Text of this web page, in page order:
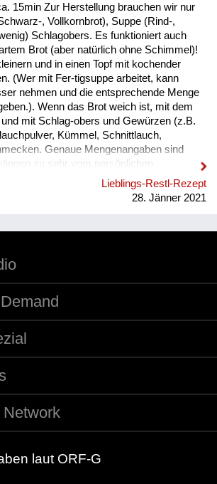
15min Zur Herstellung brauchen wir nur
, Vollkornbrot), Suppe (Rind-,
Schlagobers. Es funktioniert auch
Brot (aber natürlich ohne Schimmel)!
und in einen Topf mit kochender
(Wer mit Fer-tigsuppe arbeitet, kann
nehmen und die entsprechende Menge
Wenn das Brot weich ist, mit dem
mit Schlag-obers und Gewürzen (z.B.
Kümmel, Schnittlauch,
Genaue Mengenangaben sind
zu sehr vom persönlichen
Brot (frisch-trocken-steinhart),
der Suppe usw. ab. Generell
Lieblings-Restl-Rezept
28. Jänner 2021
Network
laut ORF-G